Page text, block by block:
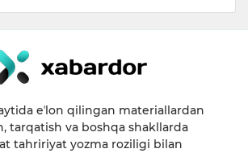
eʼlon qilingan materiallardan
tarqatish va boshqa shakllarda
tahririyat yozma roziligi bilan